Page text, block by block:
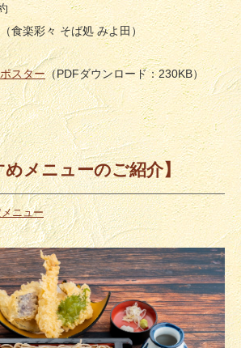
食楽彩々 そば処 みよ田）
スター（PDFダウンロード：230KB）
めメニューのご紹介】
ニュー